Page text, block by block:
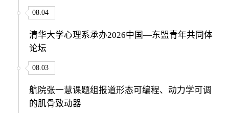
08.04
清华大学心理系承办2026中国—东盟青年共同体
论坛
08.03
航院张一慧课题组报道形态可编程、动力学可调
的肌骨致动器